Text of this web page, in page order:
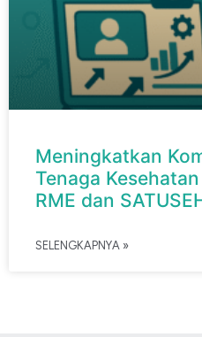
Meningkatkan
Tenaga
RME dan
SELENGKAPNYA »